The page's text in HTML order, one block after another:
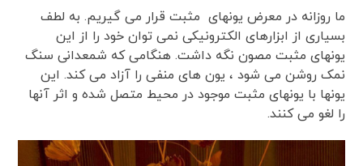
ما روزانه در معرض یونهای مثبت قرار می گیریم. به لطف
بسیاری از ابزارهای الکترونیکی نمی توان خود را از این
یونهای مثبت مصون نگه داشت. هنگامی که شمعدانی سنگ
نمک روشن می شود ، یون های منفی را آزاد می کند. این
یونها با یونهای مثبت موجود در محیط متصل شده و اثر آنها
را لغو می کنند.